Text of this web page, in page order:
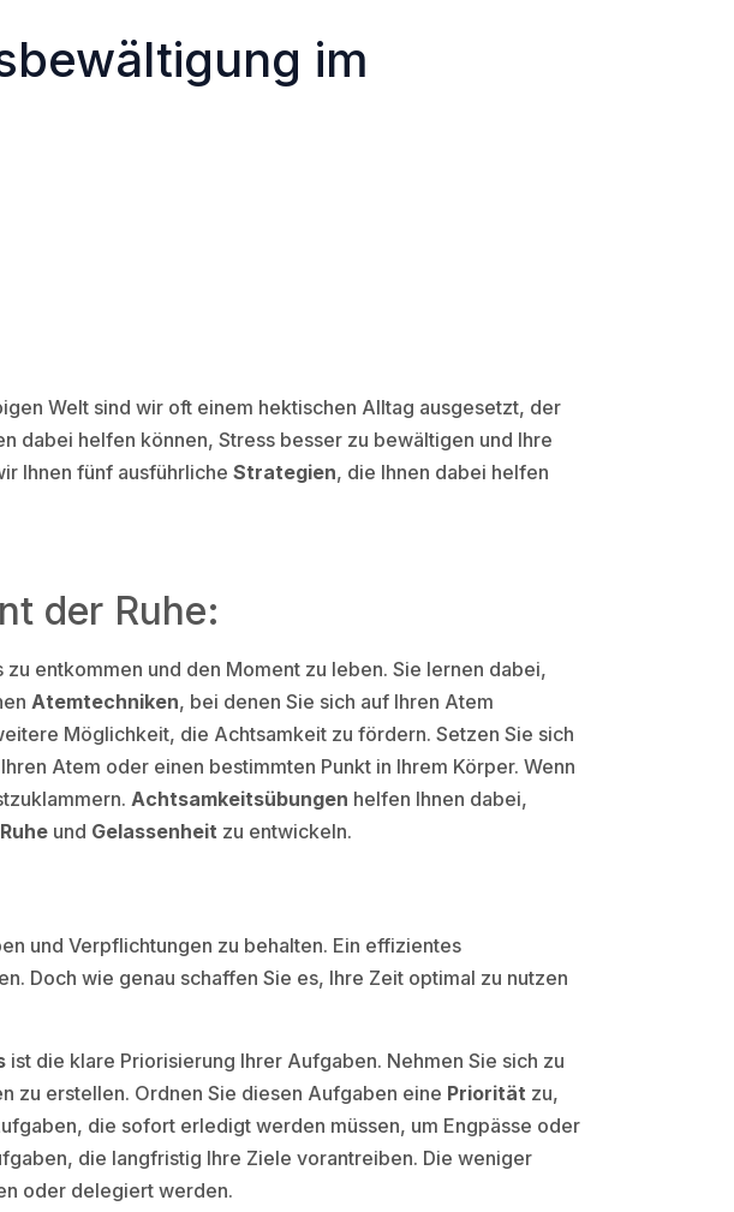
im
Welt sind wir oft einem hektischen Alltag ausgesetzt, der
dabei helfen können, Stress besser zu bewältigen und Ihre
Ihnen fünf ausführliche Strategien, die Ihnen dabei helfen
der Ruhe:
entkommen und den Moment zu leben. Sie lernen dabei,
Atemtechniken, bei denen Sie sich auf Ihren Atem
Möglichkeit, die Achtsamkeit zu fördern. Setzen Sie sich
Atem oder einen bestimmten Punkt in Ihrem Körper. Wenn
Achtsamkeitsübungen helfen Ihnen dabei,
Ruhe und Gelassenheit zu entwickeln.
und Verpflichtungen zu behalten. Ein effizientes
Doch wie genau schaffen Sie es, Ihre Zeit optimal zu nutzen
ist die klare Priorisierung Ihrer Aufgaben. Nehmen Sie sich zu
zu erstellen. Ordnen Sie diesen Aufgaben eine Priorität zu,
die sofort erledigt werden müssen, um Engpässe oder
die langfristig Ihre Ziele vorantreiben. Die weniger
oder delegiert werden.